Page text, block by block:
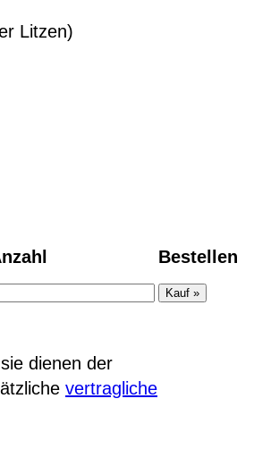
Litzen)
Bestellen
dienen der
vertragliche